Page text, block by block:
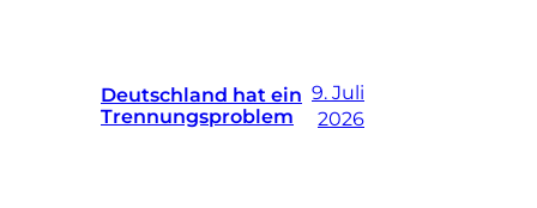
Deutschland hat ein
Trennungsproblem
9. Juli
2026